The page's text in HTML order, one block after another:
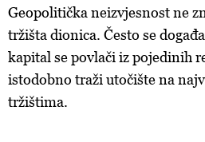
Geopolitička neizvjesnost ne
tržišta dionica. Često se
kapital se povlači iz pojedinih
istodobno traži utočište na
tržištima.